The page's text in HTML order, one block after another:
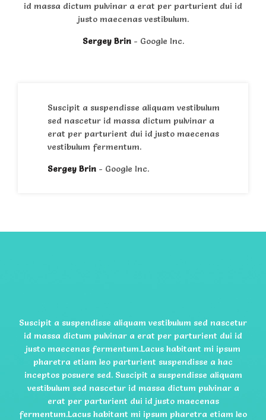
id massa dictum pulvinar a erat per parturient dui id
justo maecenas vestibulum.
Sergey Brin Google Inc.
Suscipit a suspendisse aliquam vestibulum
sed nascetur id massa dictum pulvinar a
erat per parturient dui id justo maecenas
vestibulum fermentum.
Sergey Brin Google Inc.
Suscipit a suspendisse aliquam vestibulum sed nascetur
id massa dictum pulvinar a erat per parturient dui id
justo maecenas fermentum.Lacus habitant mi ipsum
pharetra etiam leo parturient suspendisse a hac
inceptos posuere sed. Suscipit a suspendisse aliquam
vestibulum sed nascetur id massa dictum pulvinar a
erat per parturient dui id justo maecenas
fermentum.Lacus habitant mi ipsum pharetra etiam leo